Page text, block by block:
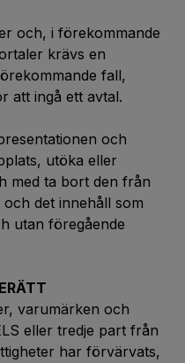
och, i förekommande
krävs en
fall,
att ingå ett avtal.
och
utöka eller
med ta bort den från
det innehåll som
utan föregående
varumärken och
eller tredje part från
har förvärvats,